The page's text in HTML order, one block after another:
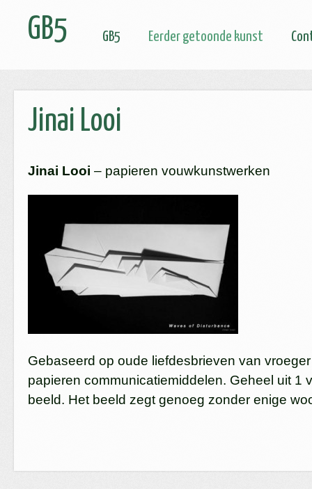
GB5 GB5 Eerder getoonde kunst
Jinai Looi
Jinai Looi – papieren vouwkunstwerken
Gebaseerd op oude liefdesbrieven van
papieren communicatiemiddelen. Geheel uit 1
beeld. Het beeld zegt genoeg zonder enige